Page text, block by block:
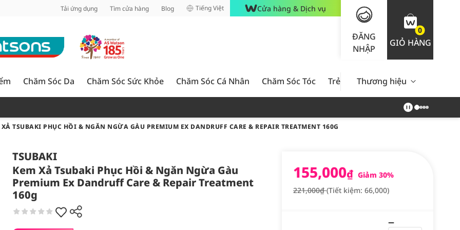
Tải ứng dụng Tìm cửa hàng Blog Tiếng Việt Cửa hàng & Dịch vụ
ĐĂNG
NHẬP
0
GIỎ HÀNG
Chăm Sóc Da Chăm Sóc Sức Khỏe Chăm Sóc Cá Nhân Chăm Sóc Tóc Trẻ Em Nam Giới Chăm Sóc
Thương hiệu
XẢ TSUBAKI PHỤC HỒI & NGĂN NGỪA GÀU PREMIUM EX DANDRUFF CARE & REPAIR TREATMENT 160G
TSUBAKI
Kem Xả Tsubaki Phục Hồi & Ngăn Ngừa Gàu
Premium Ex Dandruff Care & Repair Treatment
160g
155,000₫ Giảm 30%
221,000₫(Tiết kiệm: 66,000)